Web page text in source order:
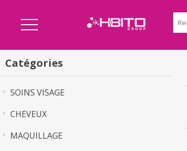
Catégories
SOINS VISAGE
CHEVEUX
MAQUILLAGE